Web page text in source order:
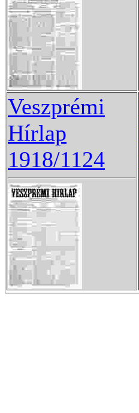
Veszprémi
Hírlap
1918/1124